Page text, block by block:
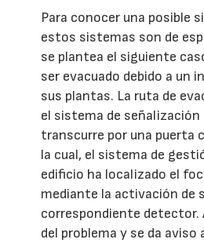
Para conocer una posible
estos sistemas son de
se plantea el siguiente
ser evacuado debido a un
sus plantas. La ruta de
el sistema de
transcurre por una puerta
la cual, el sistema de
edificio ha localizado el
mediante la activación de
correspondiente detector.
del problema y se da aviso